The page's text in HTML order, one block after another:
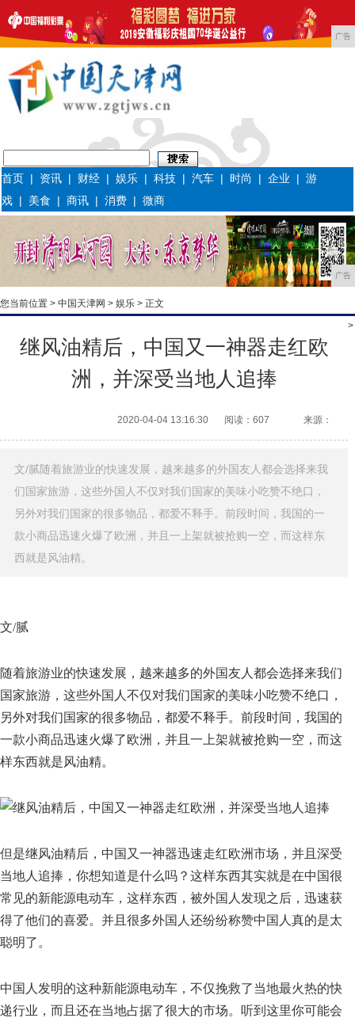
广告
首页 | 资讯 | 财经 |娱乐 |科技 |汽车 | 时尚 |企业 |游
戏 | 美食 |商讯 |消费 |微商
广告
您当前位置 > 中国天津网 > 娱乐 > 正文
>
继风油精后，中国又一神器走红欧
洲，并深受当地人追捧
2020-04-04 13:16:30 阅读：607 来源：
文/腻随着旅游业的快速发展，越来越多的外国友人都会选择来我
们国家旅游，这些外国人不仅对我们国家的美味小吃赞不绝口，
另外对我们国家的很多物品，都爱不释手。前段时间，我国的一
款小商品迅速火爆了欧洲，并且一上架就被抢购一空，而这样东
西就是风油精。
文/腻
随着旅游业的快速发展，越来越多的外国友人都会选择来我们
国家旅游，这些外国人不仅对我们国家的美味小吃赞不绝口，
另外对我们国家的很多物品，都爱不释手。前段时间，我国的
一款小商品迅速火爆了欧洲，并且一上架就被抢购一空，而这
样东西就是风油精。
但是继风油精后，中国又一神器迅速走红欧洲市场，并且深受
当地人追捧，你想知道是什么吗？这样东西其实就是在中国很
常见的新能源电动车，这样东西，被外国人发现之后，迅速获
得了他们的喜爱。并且很多外国人还纷纷称赞中国人真的是太
聪明了。
中国人发明的这种新能源电动车，不仅挽救了当地最火热的快
递行业，而且还在当地占据了很大的市场。听到这里你可能会